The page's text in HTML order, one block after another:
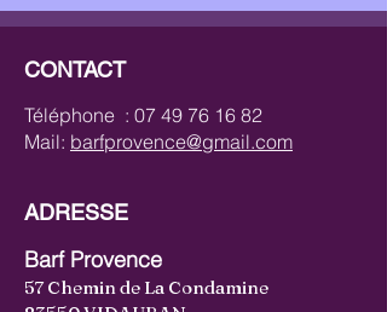
CONTACT
Téléphone : 07 49 76 16 82
Mail: barfprovence@gmail.com
ADRESSE
Barf Provence
57 Chemin de La Condamine